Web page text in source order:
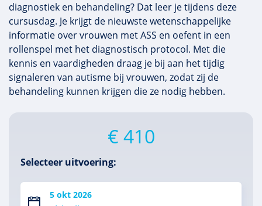
diagnostiek en behandeling? Dat leer je tijdens deze
cursusdag. Je krijgt de nieuwste wetenschappelijke
informatie over vrouwen met ASS en oefent in een
rollenspel met het diagnostisch protocol. Met die
kennis en vaardigheden draag je bij aan het tijdig
signaleren van autisme bij vrouwen, zodat zij de
behandeling kunnen krijgen die ze nodig hebben.
€ 410
Selecteer uitvoering:
5 okt 2026